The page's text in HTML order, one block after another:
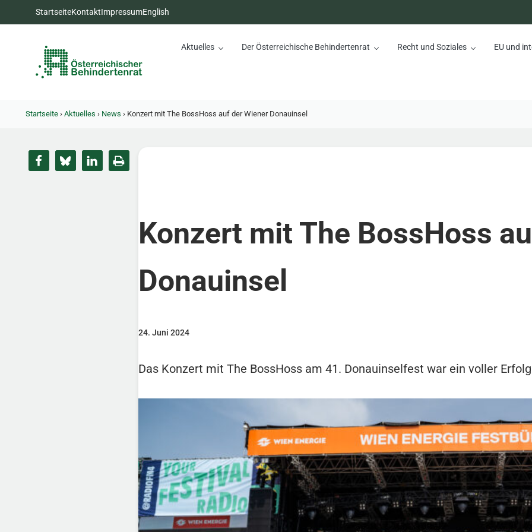
Zum Inhalt springen
Zur Hauptnavigation springen
Zum Footer springen
StartseiteKontaktImpressumEnglish
Aktuelles Der Österreichische Behindertenrat Recht und Soziales EU und
Startseite › Aktuelles › News ›Konzert mit The BossHoss auf der Wiener Donauinsel
Konzert mit The BossHoss
Donauinsel
24. Juni 2024
Das Konzert mit The BossHoss am 41. Donauinselfest war ein voller